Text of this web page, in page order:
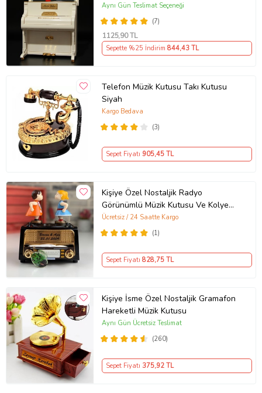
(7)
Aynı Gün Teslimat Seçeneği
1125,90 TL
Sepette %25 İndirim 844,43 TL
Telefon Müzik Kutusu Takı Kutusu
Siyah
(3)
Kargo Bedava
Sepet Fiyatı 905,45 TL
Kişiye Özel Nostaljik Radyo
Görünümlü Müzik Kutusu Ve Kolye
Seti
(1)
Ücretsiz / 24 Saatte Kargo
Sepet Fiyatı 828,75 TL
Kişiye İsme Özel Nostaljik Gramafon
Hareketli Müzik Kutusu
(260)
Aynı Gün Ücretsiz Teslimat
Sepet Fiyatı 375,92 TL